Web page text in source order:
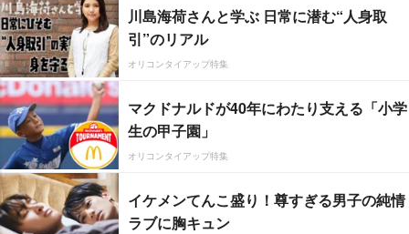
川島海荷さんと学ぶ 日常に潜む“人身取
引”のリアル
オリコンタイアップ特集
マクドナルドが40年にわたり支える「小学
生の甲子園」
オリコンタイアップ特集
イケメンてんこ盛り！尊すぎる男子の純情
ラブに胸キュン